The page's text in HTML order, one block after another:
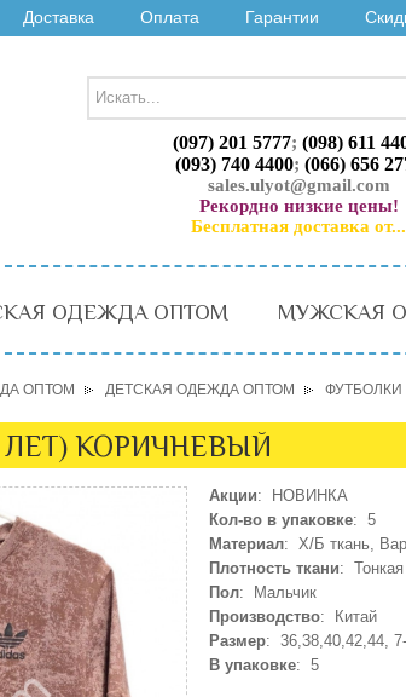
Доставка Оплата Гарантии
(097) 201 5777; (098) 611
(093) 740 4400; (066) 656
sales.ulyot@gmail.com
Рекордно низкие цены!
Бесплатная доставка от...
ОДЕЖДА ОПТОМ МУЖСКАЯ
ОПТОМ ДЕТСКАЯ ОДЕЖДА ОПТОМ ФУТБОЛКИ
ЛЕТ) КОРИЧНЕВЫЙ
Акции: НОВИНКА
Кол-во в упаковке: 5
Материал: Х/Б ткань,
Плотность ткани: Тонкая
Пол: Мальчик
Производство: Китай
Размер: 36,38,40,42,44,
В упаковке: 5